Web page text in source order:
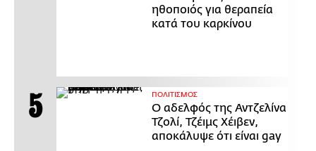
ηθοποιός για θεραπεία
κατά του καρκίνου
ΠΟΛΙΤΙΣΜΟΣ
Ο αδελφός της Αντζελίνα
Τζολί, Τζέιμς Χέιβεν,
αποκάλυψε ότι είναι gay